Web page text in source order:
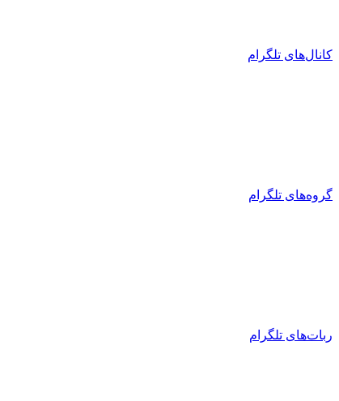
کانال‌های تلگرام
گروه‌های تلگرام
ربات‌های تلگرام